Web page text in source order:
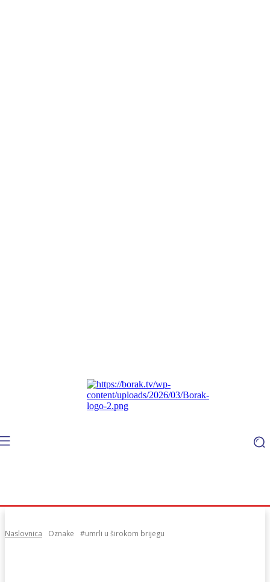
Naslovnica Oznake #umrli u širokom brijegu